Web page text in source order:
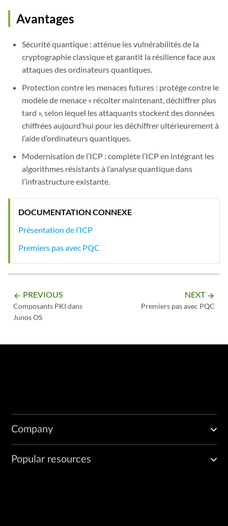
Avantages
Sécurité quantique : atténue les vulnérabilités de la
cryptographie classique et garantit la résilience face aux
attaques des ordinateurs quantiques.
Protection contre les menaces futures : protège contre le
modèle de menace « récolter maintenant, déchiffrer plus
tard », selon lequel les attaquants stockent des données
chiffrées aujourd’hui pour les déchiffrer ultérieurement à
l’aide d’ordinateurs quantiques.
Modernisation de l’ICP : complète l’ICP en intégrant les
algorithmes résistants à l’analyse quantique dans
l’infrastructure existante.
DOCUMENTATION CONNEXE
Présentation de l’ICP
Premiers pas avec PQC
arrow_backward PREVIOUS
Composants PKI dans
Junos OS
NEXT arrow_forward
Premiers pas avec PQC
Company
Popular resources